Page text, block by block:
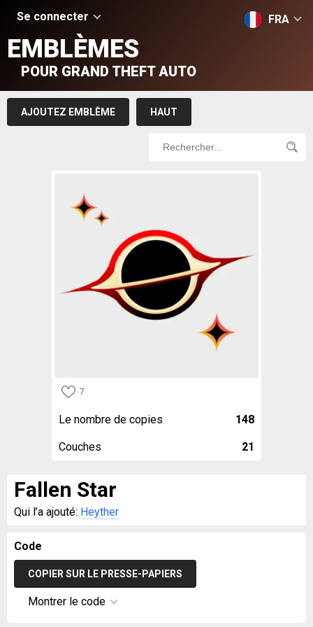
Se connecter FRA
EMBLÈMES
POUR GRAND THEFT AUTO
AJOUTEZ EMBLÈME HAUT
7
Le nombre de copies 148
Couches 21
Fallen Star
Qui l’a ajouté: Heyther
Code
COPIER SUR LE PRESSE-PAPIERS
Montrer le code